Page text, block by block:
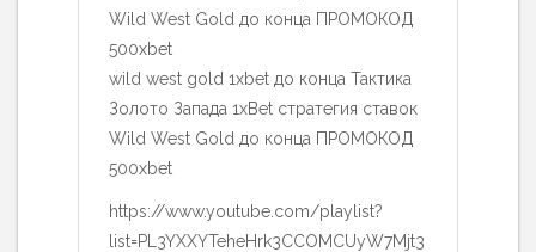
Wild West Gold до конца ПРОМОКОД
500xbet
wild west gold 1xbet до конца Тактика
Золото Запада 1xBet стратегия ставок
Wild West Gold до конца ПРОМОКОД
500xbet
https://www.youtube.com/playlist?
list=PL3YXXYTeheHrk3CCOMCUyW7Mjt3